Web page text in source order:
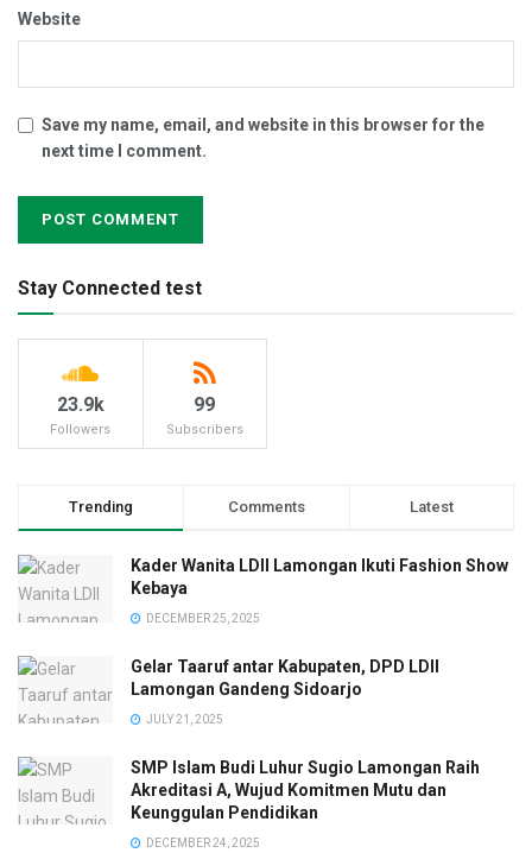
Website
Save my name, email, and website in this browser for the
next time I comment.
Stay Connected test
23.9k
Followers
99
Subscribers
Trending Comments Latest
Kader Wanita LDII Lamongan Ikuti Fashion Show
Kebaya
DECEMBER 25, 2025
Gelar Taaruf antar Kabupaten, DPD LDII
Lamongan Gandeng Sidoarjo
JULY 21, 2025
SMP Islam Budi Luhur Sugio Lamongan Raih
Akreditasi A, Wujud Komitmen Mutu dan
Keunggulan Pendidikan
DECEMBER 24, 2025